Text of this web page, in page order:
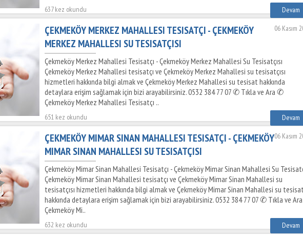
637 kez okundu
Devam
06 Kasım
ÇEKMEKÖY MERKEZ MAHALLESI TESISATÇI - ÇEKMEKÖY
MERKEZ MAHALLESI SU TESISATÇISI
Çekmeköy Merkez Mahallesi Tesisatçı - Çekmeköy Merkez Mahallesi Su Tesisatçısı
Çekmeköy Merkez Mahallesi tesisatçı ve Çekmeköy Merkez Mahallesi su tesisatçısı
hizmetleri hakkında bilgi almak ve Çekmeköy Merkez Mahallesi su tesisat hakkında
detaylara erişim sağlamak için bizi arayabilirsiniz. 0532 384 77 07 ✆ Tıkla ve Ara ✆
Çekmeköy Merkez Mahallesi Tesisatçı ..
651 kez okundu
Devam
06 Kasım
ÇEKMEKÖY MIMAR SINAN MAHALLESI TESISATÇI - ÇEKMEKÖY
MIMAR SINAN MAHALLESI SU TESISATÇISI
Çekmeköy Mimar Sinan Mahallesi Tesisatçı - Çekmeköy Mimar Sinan Mahallesi Su
Çekmeköy Mimar Sinan Mahallesi tesisatçı ve Çekmeköy Mimar Sinan Mahallesi su
tesisatçısı hizmetleri hakkında bilgi almak ve Çekmeköy Mimar Sinan Mahallesi su tesisat
hakkında detaylara erişim sağlamak için bizi arayabilirsiniz. 0532 384 77 07 ✆ Tıkla ve
Çekmeköy Mi..
632 kez okundu
Devam